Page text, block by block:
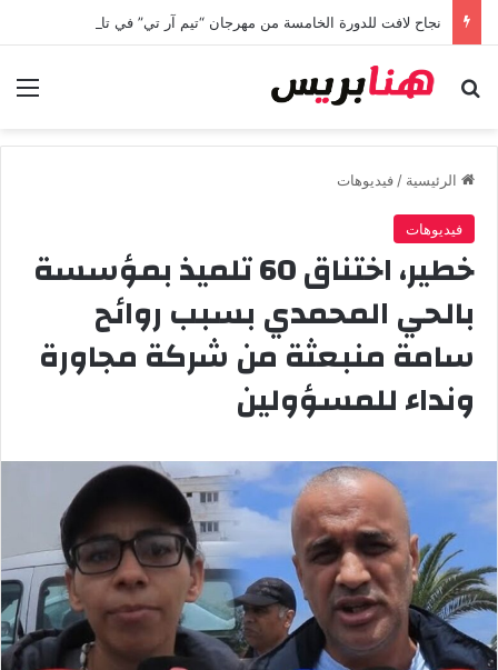
بحث عن
الرئيسية / فيديوهات
فيديوهات
خطير، اختناق 60 تلميذ بمؤسسة
بالحي المحمدي بسبب روائح
سامة منبعثة من شركة مجاورة
ونداء للمسؤولين